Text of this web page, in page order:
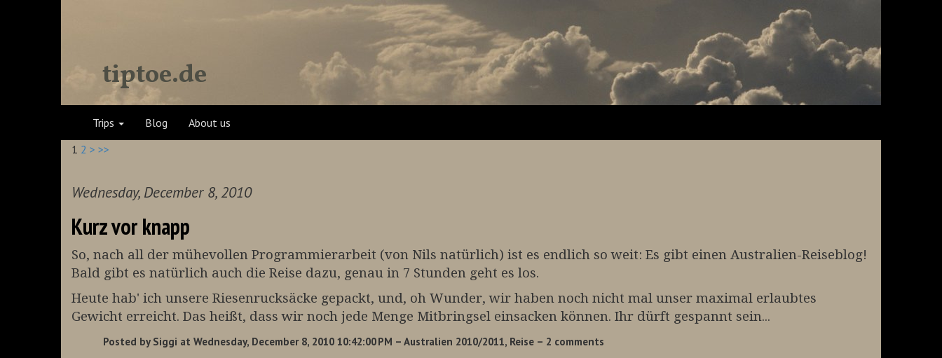
tiptoe.de
Trips Blog
About us
1 2 > >>
Wednesday, December 8, 2010
Kurz vor knapp
So, nach all der mühevollen Programmierarbeit (von Nils natürlich) ist es endlich so weit: Es gibt einen Australien-Reiseblog!
Bald gibt es natürlich auch die Reise dazu, genau in 7 Stunden geht es los.
Heute hab' ich unsere Riesenrucksäcke gepackt, und, oh Wunder, wir haben noch nicht mal unser maximal erlaubtes
Gewicht erreicht. Das heißt, dass wir noch jede Menge Mitbringsel einsacken können. Ihr dürft gespannt sein...
Posted by Siggi at Wednesday, December 8, 2010 10:42:00 PM – Australien 2010/2011, Reise– 2 comments